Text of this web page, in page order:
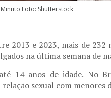
Foto: Shutterstock
2013 e 2023, mais de 232
na última semana de
14 anos de idade. No
sexual com menores